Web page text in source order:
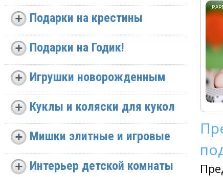
Подарки на крестины
Подарки на Годик!
Игрушки новорожденным
Куклы и коляски для кукол
Мишки элитные и игровые
Интерьер детской комнаты